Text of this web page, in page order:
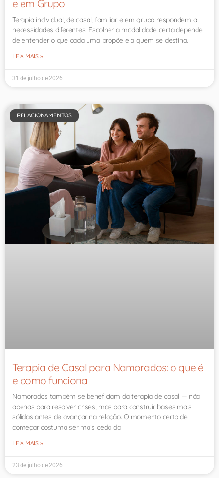
e em Grupo
Terapia individual, de casal, familiar e em grupo respondem a
necessidades diferentes. Escolher a modalidade certa depende
de entender o que cada uma propõe e a quem se destina.
LEIA MAIS »
31 de julho de 2026
RELACIONAMENTOS
Terapia de Casal para Namorados: o que é
e como funciona
Namorados também se beneficiam da terapia de casal — não
apenas para resolver crises, mas para construir bases mais
sólidas antes de avançar na relação. O momento certo de
começar costuma ser mais cedo do
LEIA MAIS »
23 de julho de 2026